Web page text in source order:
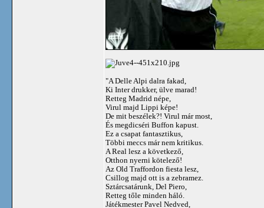
"A Delle Alpi dalra fakad,
Ki Inter drukker, ülve marad!
Retteg Madrid népe,
Virul majd Lippi képe!
De mit beszélek?! Virul már most,
És megdicséri Buffon kapust.
Ez a csapat fantasztikus,
Többi meccs már nem kritikus.
A Real lesz a következő,
Otthon nyerni kötelező!
Az Old Traffordon fiesta lesz,
Csillog majd ott is a zebramez.
Sztárcsatárunk, Del Piero,
Retteg tőle minden háló.
Játékmester Pavel Nedved,